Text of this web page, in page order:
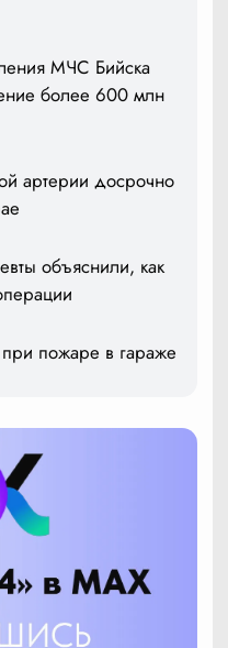
МЧС Бийска
более 600 млн
артерии досрочно
объяснили, как
пожаре в гараже